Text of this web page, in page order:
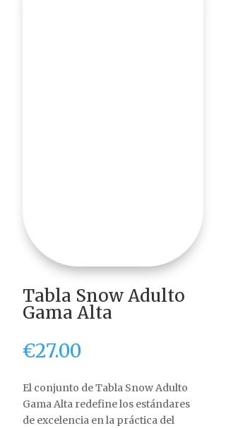
Tabla Snow Adulto
Gama Alta
€27.00
El conjunto de Tabla Snow Adulto
Gama Alta redefine los estándares
de excelencia en la práctica del